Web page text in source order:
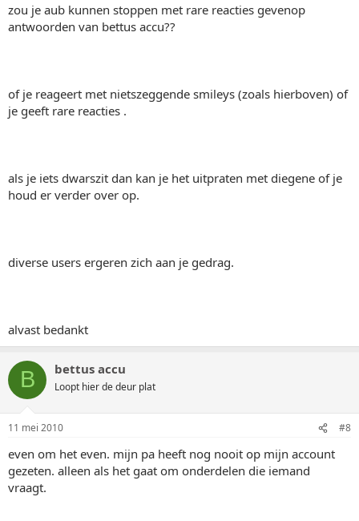
zou je aub kunnen stoppen met rare reacties gevenop
antwoorden van bettus accu??
of je reageert met nietszeggende smileys (zoals hierboven) of
je geeft rare reacties .
als je iets dwarszit dan kan je het uitpraten met diegene of je
houd er verder over op.
diverse users ergeren zich aan je gedrag.
alvast bedankt
B bettus accu
Loopt hier de deur plat
11 mei 2010 #8
even om het even. mijn pa heeft nog nooit op mijn account
gezeten. alleen als het gaat om onderdelen die iemand
vraagt.